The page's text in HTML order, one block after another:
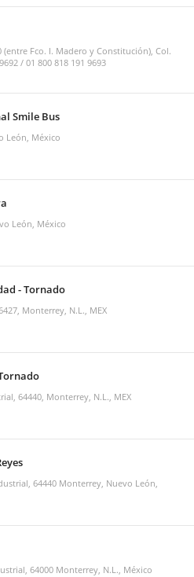
Fco. I. Madero y Constitución), Col.
/ 01 800 818 191 9693
Smile Bus
León, México
León, México
- Tornado
Monterrey, N.L., MEX
64440, Monterrey, N.L., MEX
64440 Monterrey, Nuevo León,
64000 Monterrey, N.L., México